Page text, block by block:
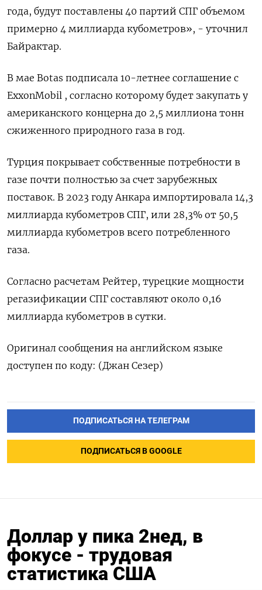
года, будут поставлены 40 партий СПГ объемом
примерно 4 миллиарда кубометров», - уточнил
Байрактар.
В мае Botas подписала 10-летнее соглашение с
ExxonMobil , согласно которому будет закупать у
американского концерна до 2,5 миллиона тонн
сжиженного природного газа в год.
Турция покрывает собственные потребности в
газе почти полностью за счет зарубежных
поставок. В 2023 году Анкара импортировала 14,3
миллиарда кубометров СПГ, или 28,3% от 50,5
миллиарда кубометров всего потребленного
газа.
Согласно расчетам Рейтер, турецкие мощности
регазификации СПГ составляют около 0,16
миллиарда кубометров в сутки.
Оригинал сообщения на английском языке
доступен по коду: (Джан Сезер)
ПОДПИСАТЬСЯ НА ТЕЛЕГРАМ
ПОДПИСАТЬСЯ В GOOGLE
Доллар у пика 2нед, в
фокусе - трудовая
статистика США